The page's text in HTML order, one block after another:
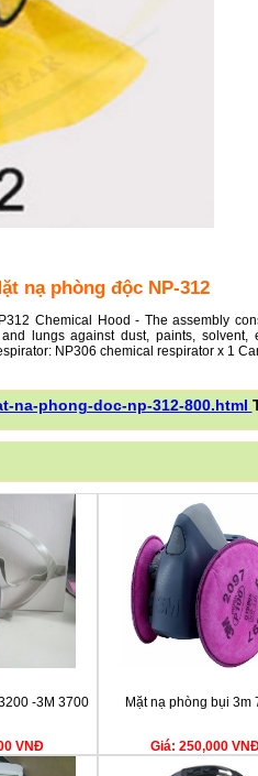
nạ phòng độc NP-312
Chemical Hood - The assembly
lungs against dust, paints,
NP306 chemical respirator x 1
na-phong-doc-np-312-800.html
-3M 3700
VNĐ
Mặt nạ phòng bụi 3m
Giá: 250,000